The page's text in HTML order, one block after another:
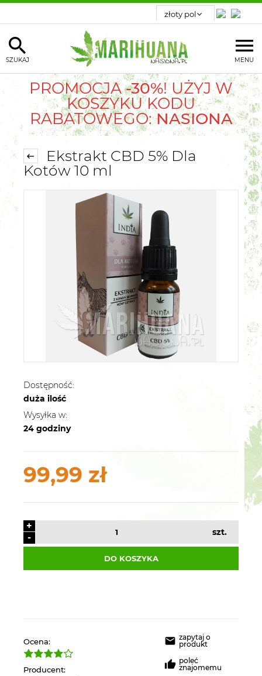
MENU
SZUKAJ
PROMOCJA-30%! UŻYJ W
KOSZYKU KODU
RABATOWEGO:NASIONA
Ekstrakt CBD 5% Dla
Kotów 10 ml
Dostępność:
duża ilość
Wysyłka w:
24 godziny
99,99 zł
-
+
szt.
DO KOSZYKA
Ocena:
Producent:
zapytaj o
produkt
poleć
znajomemu